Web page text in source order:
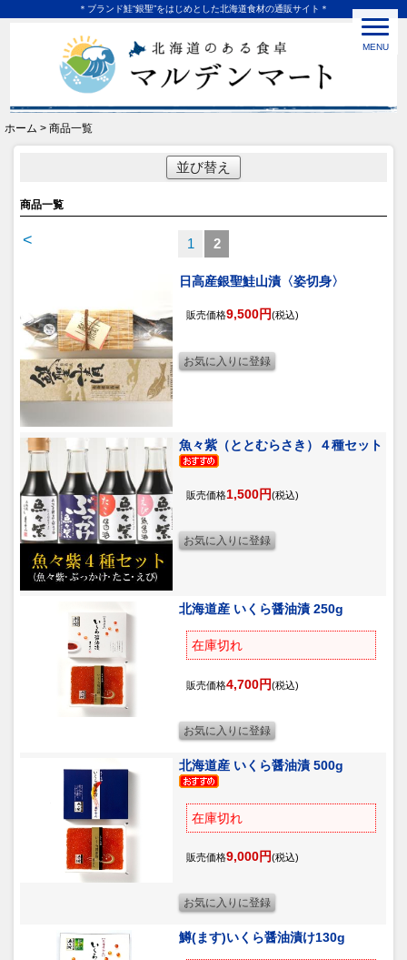
＊ブランド鮭“銀聖”をはじめとした北海道食材の通販サイト＊
MENU
ホーム > 商品一覧
並び替え
商品一覧
< 1 2
日高産銀聖鮭山漬〈姿切身〉
販売価格9,500円(税込)
魚々紫（ととむらさき）４種セット
販売価格1,500円(税込)
北海道産 いくら醤油漬 250g
在庫切れ
販売価格4,700円(税込)
北海道産 いくら醤油漬 500g
在庫切れ
販売価格9,000円(税込)
鱒(ます)いくら醤油漬け130g